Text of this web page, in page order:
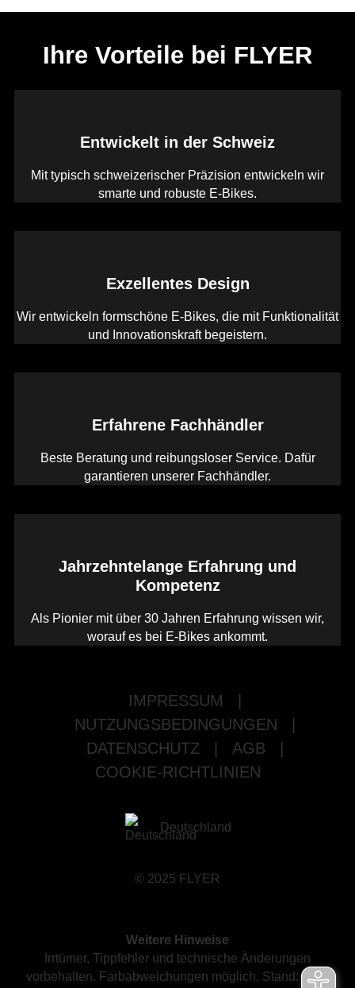
Ihre Vorteile bei FLYER
Entwickelt in der Schweiz
Mit typisch schweizerischer Präzision entwickeln wir
smarte und robuste E-Bikes.
Exzellentes Design
Wir entwickeln formschöne E-Bikes, die mit Funktionalität
und Innovationskraft begeistern.
Erfahrene Fachhändler
Beste Beratung und reibungsloser Service. Dafür
garantieren unserer Fachhändler.
Jahrzehntelange Erfahrung und
Kompetenz
Als Pionier mit über 30 Jahren Erfahrung wissen wir,
worauf es bei E-Bikes ankommt.
IMPRESSUM
NUTZUNGSBEDINGUNGEN
DATENSCHUTZ
AGB
COOKIE-RICHTLINIEN
Deutschland
© 2025 FLYER
Weitere Hinweise
Irrtümer, Tippfehler und technische Änderungen
vorbehalten. Farbabweichungen möglich. Stand: März